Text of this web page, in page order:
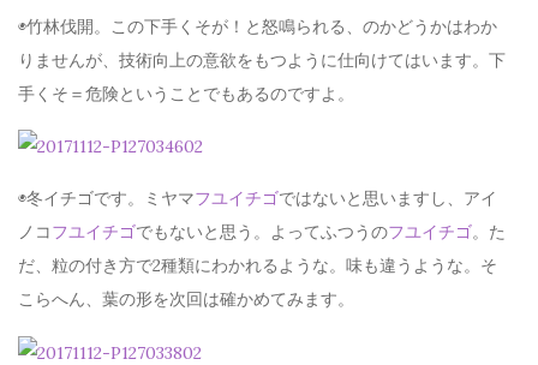
◉竹林伐開。この下手くそが！と怒鳴られる、のかどうかはわか
りませんが、技術向上の意欲をもつように仕向けてはいます。下
手くそ＝危険ということでもあるのですよ。
◉冬イチゴです。ミヤマフユイチゴではないと思いますし、アイ
ノコフユイチゴでもないと思う。よってふつうのフユイチゴ。た
だ、粒の付き方で2種類にわかれるような。味も違うような。そ
こらへん、葉の形を次回は確かめてみます。